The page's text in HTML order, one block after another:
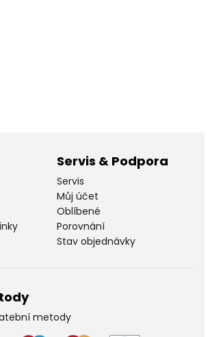
Servis & Podpora
Servis
Můj účet
Oblíbené
Porovnání
Stav objednávky
metody